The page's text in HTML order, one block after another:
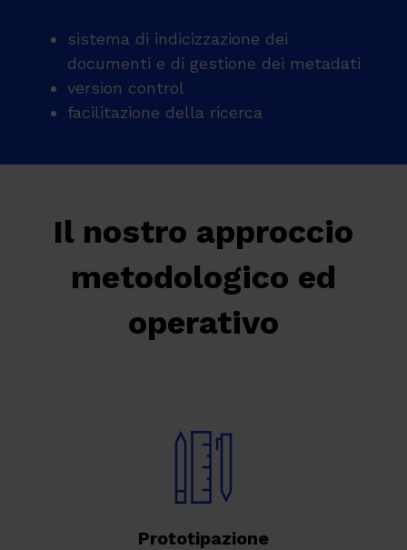
sistema di indicizzazione dei
documenti e di gestione dei metadati
version control
facilitazione della ricerca
Il nostro approccio
metodologico ed
operativo
Prototipazione